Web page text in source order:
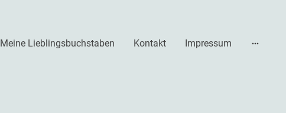
Meine Lieblingsbuchstaben Kontakt Impressum